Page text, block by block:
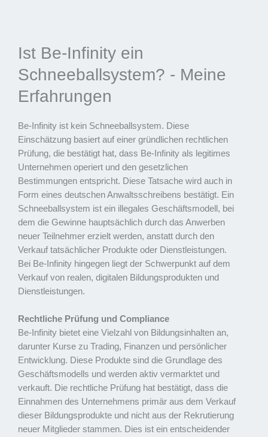
Ist Be-Infinity ein
Schneeballsystem? - Meine
Erfahrungen
Be-Infinity ist kein Schneeballsystem. Diese
Einschätzung basiert auf einer gründlichen rechtlichen
Prüfung, die bestätigt hat, dass Be-Infinity als legitimes
Unternehmen operiert und den gesetzlichen
Bestimmungen entspricht. Diese Tatsache wird auch in
Form eines deutschen Anwaltsschreibens bestätigt. Ein
Schneeballsystem ist ein illegales Geschäftsmodell, bei
dem die Gewinne hauptsächlich durch das Anwerben
neuer Teilnehmer erzielt werden, anstatt durch den
Verkauf tatsächlicher Produkte oder Dienstleistungen.
Bei Be-Infinity hingegen liegt der Schwerpunkt auf dem
Verkauf von realen, digitalen Bildungsprodukten und
Dienstleistungen.
Rechtliche Prüfung und Compliance
Be-Infinity bietet eine Vielzahl von Bildungsinhalten an,
darunter Kurse zu Trading, Finanzen und persönlicher
Entwicklung. Diese Produkte sind die Grundlage des
Geschäftsmodells und werden aktiv vermarktet und
verkauft. Die rechtliche Prüfung hat bestätigt, dass die
Einnahmen des Unternehmens primär aus dem Verkauf
dieser Bildungsprodukte und nicht aus der Rekrutierung
neuer Mitglieder stammen. Dies ist ein entscheidender